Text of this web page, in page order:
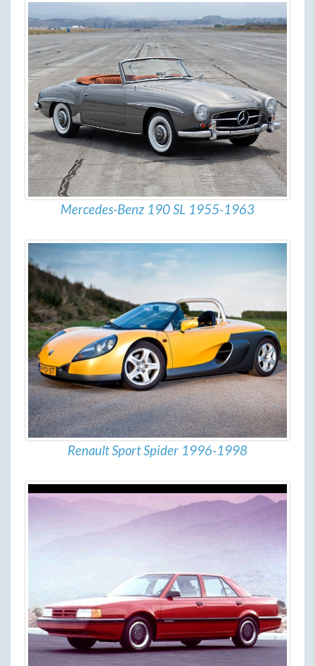
Mercedes-Benz 190 SL 1955-1963
Renault Sport Spider 1996-1998